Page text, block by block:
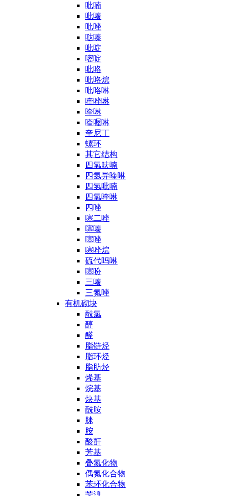
吡喃
吡嗪
吡唑
哒嗪
吡啶
嘧啶
吡咯
吡咯烷
吡咯啉
喹唑啉
喹啉
喹喔啉
奎尼丁
螺环
其它结构
四氢呋喃
四氢异喹啉
四氢吡喃
四氢喹啉
四唑
噻二唑
噻嗪
噻唑
噻唑烷
硫代吗啉
噻吩
三嗪
三氮唑
有机砌块
酰氯
醇
醛
脂链烃
脂环烃
脂肪烃
烯基
烷基
炔基
酰胺
脒
胺
酸酐
芳基
叠氮化物
偶氮化合物
苯环化合物